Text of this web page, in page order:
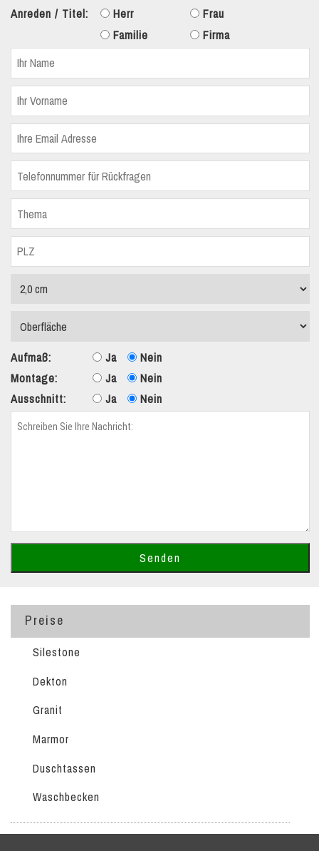
Anreden / Titel: Herr
Frau
Familie
Firma
Aufmaß: Ja
Nein
Montage:
Ja
Nein
Ausschnitt:
Ja Nein
Preise
Silestone
Dekton
Granit
Marmor
Duschtassen
Waschbecken